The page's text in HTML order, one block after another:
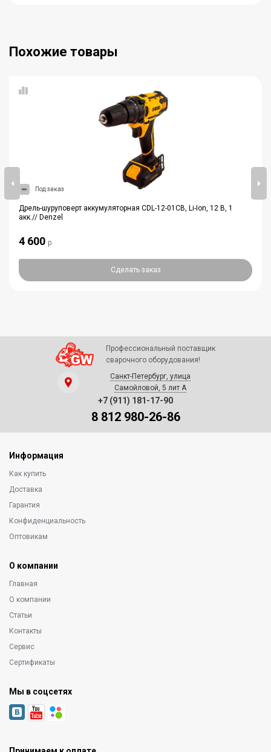
Похожие товары
Под заказ
Дрель-шуруповерт аккумуляторная CDL-12-01CB, Li-Ion, 12 В, 1
акк.// Denzel
4 600 р.
Сделать заказ
Профессиональный поставщик
сварочного оборудования!
Санкт-Петербург, улица
Самойловой, 5 лит А
+7 (911) 181-17-90
8 812 980-26-86
Информация
Как купить
Доставка
Гарантия
Конфиденциальность
Оптовикам
О компании
Главная
О компании
Статьи
Контакты
Сервис
Сертификаты
Мы в соцсетях